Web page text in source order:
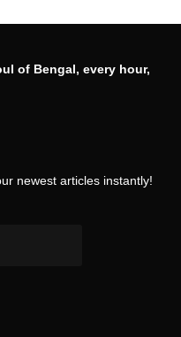
of Bengal, every hour,
newest articles instantly!